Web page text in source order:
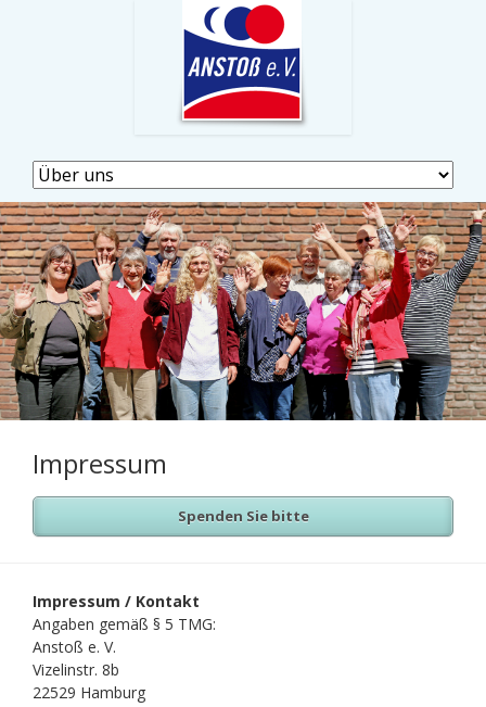
Navigation
überspringen
Impressum
Spenden Sie bitte
Impressum / Kontakt
Angaben gemäß § 5 TMG:
Anstoß e. V.
Vizelinstr. 8b
22529 Hamburg